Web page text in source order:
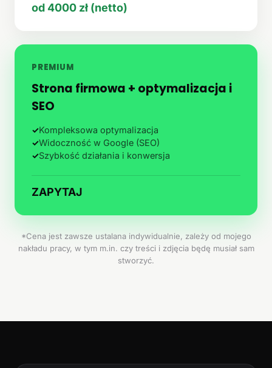
od 4000 zł (netto)
PREMIUM
Strona firmowa + optymalizacja i
SEO
✓Kompleksowa optymalizacja
✓Widoczność w Google (SEO)
✓Szybkość działania i konwersja
ZAPYTAJ
*Cena jest zawsze ustalana indywidualnie, zależy od mojego
nakładu pracy, w tym m.in. czy treści i zdjęcia będę musiał sam
stworzyć.